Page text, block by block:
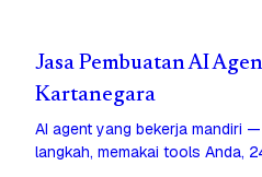
Jasa Pembuatan AI
Kartanegara
AI agent yang bekerja mandiri
langkah, memakai tools Anda,